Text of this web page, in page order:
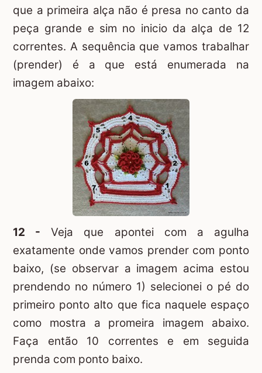
que a primeira alça não é presa no canto da
peça grande e sim no inicio da alça de 12
correntes. A sequência que vamos trabalhar
(prender) é a que está enumerada na
imagem abaixo:
12 - Veja que apontei com a agulha
exatamente onde vamos prender com ponto
baixo, (se observar a imagem acima estou
prendendo no número 1) selecionei o pé do
primeiro ponto alto que fica naquele espaço
como mostra a promeira imagem abaixo.
Faça então 10 correntes e em seguida
prenda com ponto baixo.